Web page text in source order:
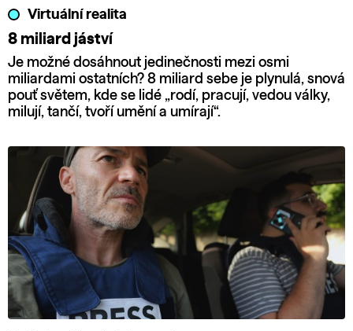
Virtuální realita
8 miliard jáství
Je možné dosáhnout jedinečnosti mezi osmi
miliardami ostatních? 8 miliard sebe je plynulá, snová
pouť světem, kde se lidé „rodí, pracují, vedou války,
milují, tančí, tvoří umění a umírají“.